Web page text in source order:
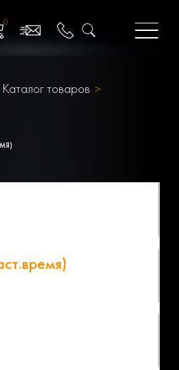
0
Каталог товаров